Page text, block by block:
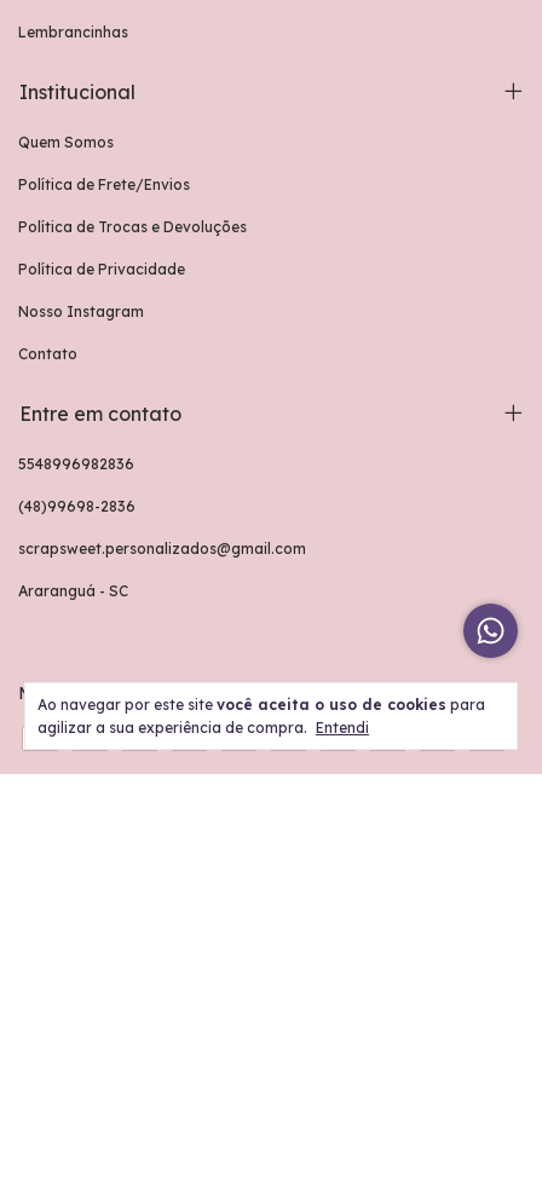
Ao navegar por este site você aceita o uso de cookies para
agilizar a sua experiência de compra. Entendi
Lembrancinhas
Institucional
Quem Somos
Política de Frete/Envios
Política de Trocas e Devoluções
Política de Privacidade
Nosso Instagram
Contato
Entre em contato
5548996982836
(48)99698-2836
scrapsweet.personalizados@gmail.com
Araranguá - SC
Meios de pagamento